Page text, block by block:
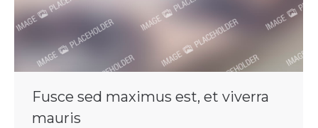
Fusce sed maximus est, et viverra
mauris